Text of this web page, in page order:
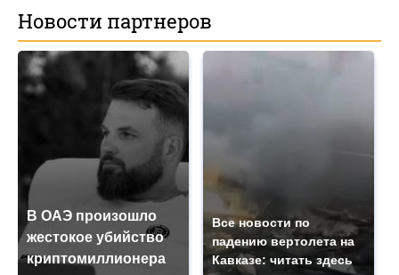
Новости партнеров
В ОАЭ произошло
жестокое убийство
криптомиллионера
Все новости по
падению вертолета на
Кавказе: читать здесь